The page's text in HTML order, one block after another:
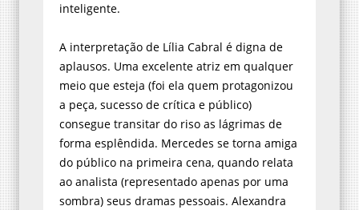
inteligente.
A interpretação de Lília Cabral é digna de
aplausos. Uma excelente atriz em qualquer
meio que esteja (foi ela quem protagonizou
a peça, sucesso de crítica e público)
consegue transitar do riso as lágrimas de
forma esplêndida. Mercedes se torna amiga
do público na primeira cena, quando relata
ao analista (representado apenas por uma
sombra) seus dramas pessoais. Alexandra